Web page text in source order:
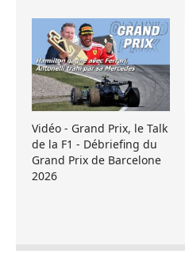
Vidéo - Grand Prix, le Talk
de la F1 - Débriefing du
Grand Prix de Barcelone
2026